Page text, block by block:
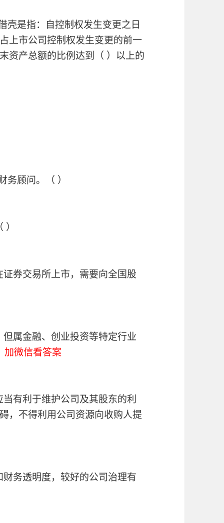
壳是指：自控制权发生变更之日
上市公司控制权发生变更的前一
资产总额的比例达到（ ）以上的
顾问。（ ）
券交易所上市，需要向全国股
属金融、创业投资等特定行业
加微信看答案
有利于维护公司及其股东的利
，不得利用公司资源向收购人提
务透明度，较好的公司治理有